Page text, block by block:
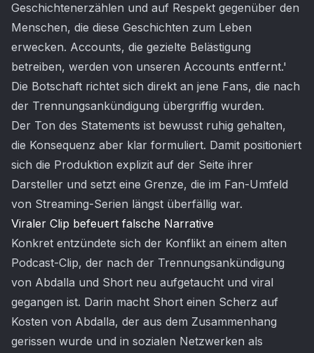
Geschichtenerzählen und auf Respekt gegenüber den
Menschen, die diese Geschichten zum Leben
erwecken. Accounts, die gezielte Belästigung
betreiben, werden von unseren Accounts entfernt.'
Die Botschaft richtet sich direkt an jene Fans, die nach
der Trennungsankündigung übergriffig wurden.
Der Ton des Statements ist bewusst ruhig gehalten,
die Konsequenz aber klar formuliert. Damit positioniert
sich die Produktion explizit auf der Seite ihrer
Darsteller und setzt eine Grenze, die im Fan-Umfeld
von Streaming-Serien längst überfällig war.
Viraler Clip befeuert falsche Narrative
Konkret entzündete sich der Konflikt an einem alten
Podcast-Clip, der nach der Trennungsankündigung
von Abdalla und Short neu aufgetaucht und viral
gegangen ist. Darin macht Short einen Scherz auf
Kosten von Abdalla, der aus dem Zusammenhang
gerissen wurde und in sozialen Netzwerken als